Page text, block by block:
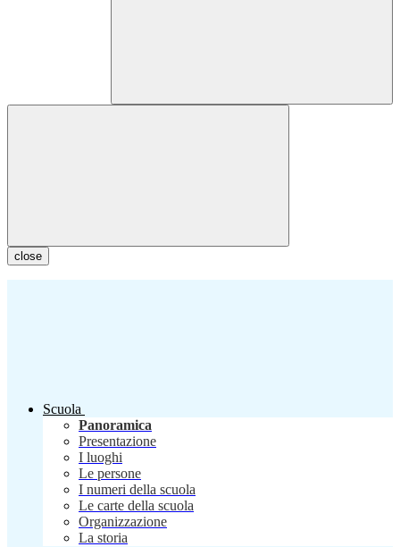
close
Scuola
Panoramica
Presentazione
I luoghi
Le persone
I numeri della scuola
Le carte della scuola
Organizzazione
La storia